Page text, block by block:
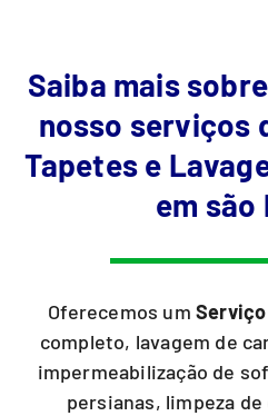
Saiba mais
nosso serviços
Tapetes e
em são
Oferecemos um
completo, lavagem de
impermeabilização de
persianas, limpeza